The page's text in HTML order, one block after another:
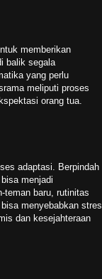
memberikan
balik segala
yang perlu
meliputi proses
orang tua.
adaptasi. Berpindah
menjadi
teman baru, rutinitas
menyebabkan stres
dan kesejahteraan